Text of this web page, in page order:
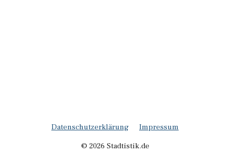
Datenschutzerklärung
Impressum
© 2026 Stadtistik.de